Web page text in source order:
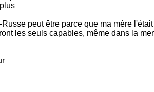
peut être parce que ma mère l'était
les seuls capables, même dans la